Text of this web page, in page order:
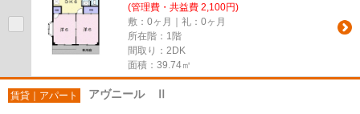
(管理費・共益費 2,100円)
敷：0ヶ月｜礼：0ヶ月
所在階：1階
間取り：2DK
面積：39.74㎡
賃貸｜アパート アヴニール Ⅱ